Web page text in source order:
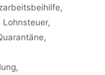
,
Lohnsteuer,
,
,